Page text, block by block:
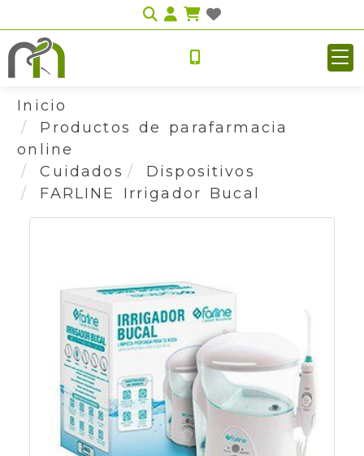
Identifícate
Inicio
Productos de parafarmacia
online
Cuidados
Dispositivos
FARLINE Irrigador Bucal